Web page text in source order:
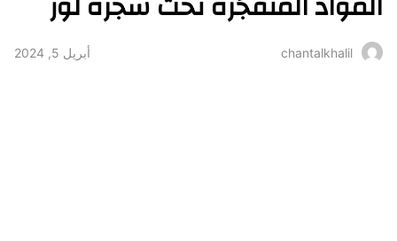
chantalkhalil أبريل 5, 2024